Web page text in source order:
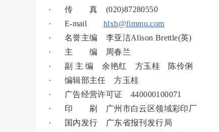
· 传 真 (020)87280550
· E-mailhlxb@fimmu.com
· 名誉主编 李亚洁Alison Brettle(英)
· 主 编 周春兰
· 副 主 编 余艳红 方玉桂 陈伶俐
· 编辑部主任 方玉桂
· 广告经营许可证 440000100071
· 印 刷 广州市白云区领域彩印厂
· 国内发行 广东省报刊发行局